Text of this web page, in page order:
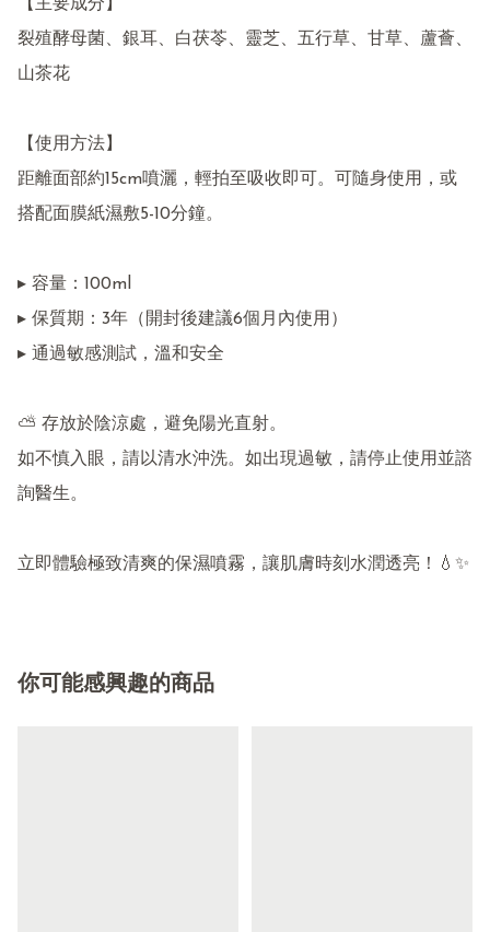
【主要成分】
裂殖酵母菌、銀耳、白茯苓、靈芝、五行草、甘草、蘆薈、
山茶花
【使用方法】
距離面部約15cm噴灑，輕拍至吸收即可。可隨身使用，或
搭配面膜紙濕敷5-10分鐘。
▸ 容量：100ml
▸ 保質期：3年（開封後建議6個月內使用）
▸ 通過敏感測試，溫和安全
⛅ 存放於陰涼處，避免陽光直射。
如不慎入眼，請以清水沖洗。如出現過敏，請停止使用並諮
詢醫生。
立即體驗極致清爽的保濕噴霧，讓肌膚時刻水潤透亮！💧✨
你可能感興趣的商品